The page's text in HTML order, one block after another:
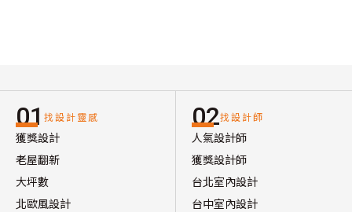
01 找設計靈感
獲獎設計
老屋翻新
大坪數
北歐風設計
02找設計師
人氣設計師
獲獎設計師
台北室內設計
台中室內設計